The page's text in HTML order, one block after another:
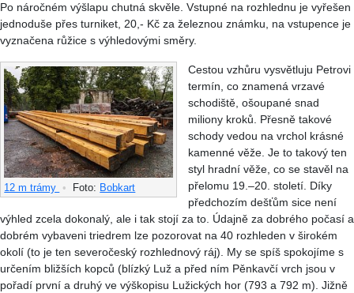
Po náročném výšlapu chutná skvěle. Vstupné na rozhlednu je vyřešen
jednoduše přes turniket, 20,- Kč za železnou známku, na vstupence je
vyznačena růžice s výhledovými směry.
12 m trámy • Foto: Bobkart
Cestou vzhůru vysvětluju Petrovi
termín, co znamená vrzavé
schodiště, ošoupané snad
miliony kroků. Přesně takové
schody vedou na vrchol krásné
kamenné věže. Je to takový ten
styl hradní věže, co se stavěl na
přelomu 19.–20. století. Díky
předchozím dešťům sice není
výhled zcela dokonalý, ale i tak stojí za to. Údajně za dobrého počasí a
dobrém vybaveni triedrem lze pozorovat na 40 rozhleden v širokém
okolí (to je ten severočeský rozhlednový ráj). My se spíš spokojíme s
určením bližších kopců (blízký Luž a před ním Pěnkavčí vrch jsou v
pořadí první a druhý ve výškopisu Lužických hor (793 a 792 m). Jižně